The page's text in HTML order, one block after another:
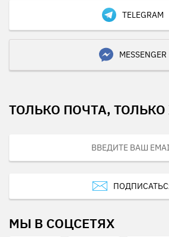
TELEGRAM
MESSENGER
ТОЛЬКО ПОЧТА, ТОЛЬКО
МЫ В СОЦСЕТЯХ